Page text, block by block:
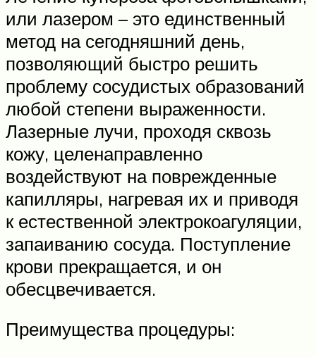
или лазером – это единственный
метод на сегодняшний день,
позволяющий быстро решить
проблему сосудистых образований
любой степени выраженности.
Лазерные лучи, проходя сквозь
кожу, целенаправленно
воздействуют на поврежденные
капилляры, нагревая их и приводя
к естественной электрокоагуляции,
запаиванию сосуда. Поступление
крови прекращается, и он
обесцвечивается.
Преимущества процедуры: